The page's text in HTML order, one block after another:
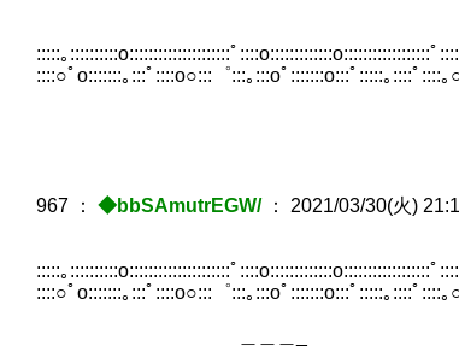
:::::｡::::::::::o:::::::::::::::::::::ﾟ::::o:::::::::::::o::::::::::::::::::ﾟ
::::○ﾟo:::::::｡:::ﾟ::::o○:::゜:::｡:::oﾟ:::::::o:::ﾟ:::::｡::::ﾟ::::
967 ： ◆bbSAmutrEGW/： 2021/03/30(火)
:::::｡::::::::::o:::::::::::::::::::::ﾟ::::o:::::::::::::o::::::::::::::::::ﾟ
::::○ﾟo:::::::｡:::ﾟ::::o○:::゜:::｡:::oﾟ:::::::o:::ﾟ:::::｡::::ﾟ::::